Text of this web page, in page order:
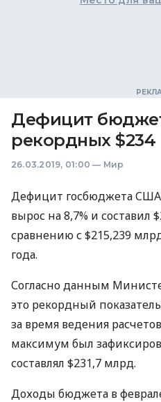
Дефицит
рекордных
26.03.2019, 01:00 — Мир
Дефицит госбюджетаСША
вырос на 8,7% и составил
сравнению с $215,239
года.
Согласно данным
это рекордный
за время ведения
максимум был
составлял $231,7 млрд.
Доходы бюджета в